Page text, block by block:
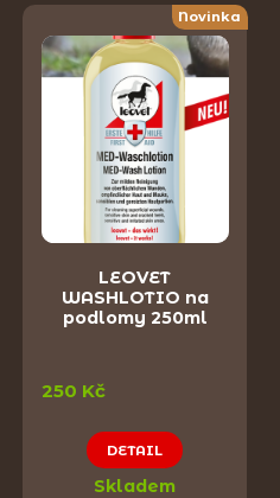
Novinka
LEOVET
WASHLOTIO na
podlomy 250ml
250 Kč
DETAIL
Skladem